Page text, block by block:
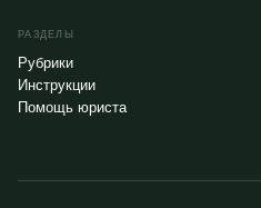
РАЗДЕЛЫ
Рубрики
Инструкции
Помощь юриста